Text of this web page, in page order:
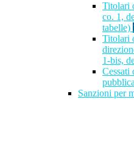
Titolari
co. 1,
tabelle)
Titolari
1-bis,
Cessati
Sanzioni per